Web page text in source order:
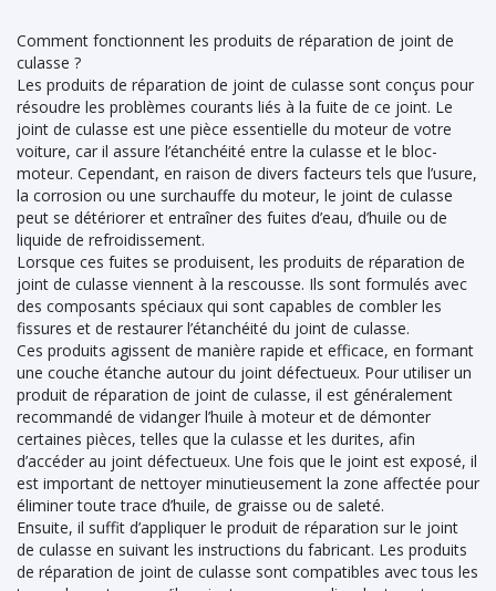
Comment fonctionnent les produits de réparation de joint de
culasse ?
Les produits de réparation de joint de culasse sont conçus pour
résoudre les problèmes courants liés à la fuite de ce joint. Le
joint de culasse est une pièce essentielle du moteur de votre
voiture, car il assure l’étanchéité entre la culasse et le bloc-
moteur. Cependant, en raison de divers facteurs tels que l’usure,
la corrosion ou une surchauffe du moteur, le joint de culasse
peut se détériorer et entraîner des fuites d’eau, d’huile ou de
liquide de refroidissement.
Lorsque ces fuites se produisent, les produits de réparation de
joint de culasse viennent à la rescousse. Ils sont formulés avec
des composants spéciaux qui sont capables de combler les
fissures et de restaurer l’étanchéité du joint de culasse.
Ces produits agissent de manière rapide et efficace, en formant
une couche étanche autour du joint défectueux. Pour utiliser un
produit de réparation de joint de culasse, il est généralement
recommandé de vidanger l’huile à moteur et de démonter
certaines pièces, telles que la culasse et les durites, afin
d’accéder au joint défectueux. Une fois que le joint est exposé, il
est important de nettoyer minutieusement la zone affectée pour
éliminer toute trace d’huile, de graisse ou de saleté.
Ensuite, il suffit d’appliquer le produit de réparation sur le joint
de culasse en suivant les instructions du fabricant. Les produits
de réparation de joint de culasse sont compatibles avec tous les